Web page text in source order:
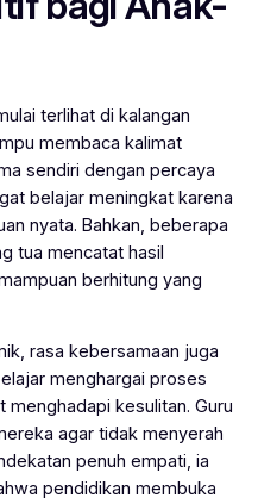
terlihat di kalangan
membaca kalimat
sendiri dengan percaya
belajar meningkat karena
nyata. Bahkan, beberapa
tua mencatat hasil
berhitung yang
rasa kebersamaan juga
menghargai proses
menghadapi kesulitan. Guru
agar tidak menyerah
penuh empati, ia
pendidikan membuka